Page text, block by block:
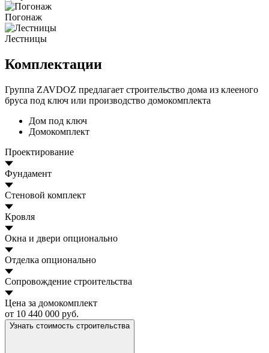
Погонаж
Лестницы
Комплектации
Группа ZAVDOZ предлагает строительство дома из клееного
бруса под ключ или производство домокомплекта
Дом под ключ
Домокомплект
Проектирование
Фундамент
Стеновой комплект
Кровля
Окна и двери опционально
Отделка опционально
Сопровождение строительства
Цена за домокомплект
от 10 440 000 руб.
Узнать стоимость строительства